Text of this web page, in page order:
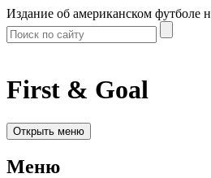
Издание об американском футболе
First & Goal
Открыть меню
Меню